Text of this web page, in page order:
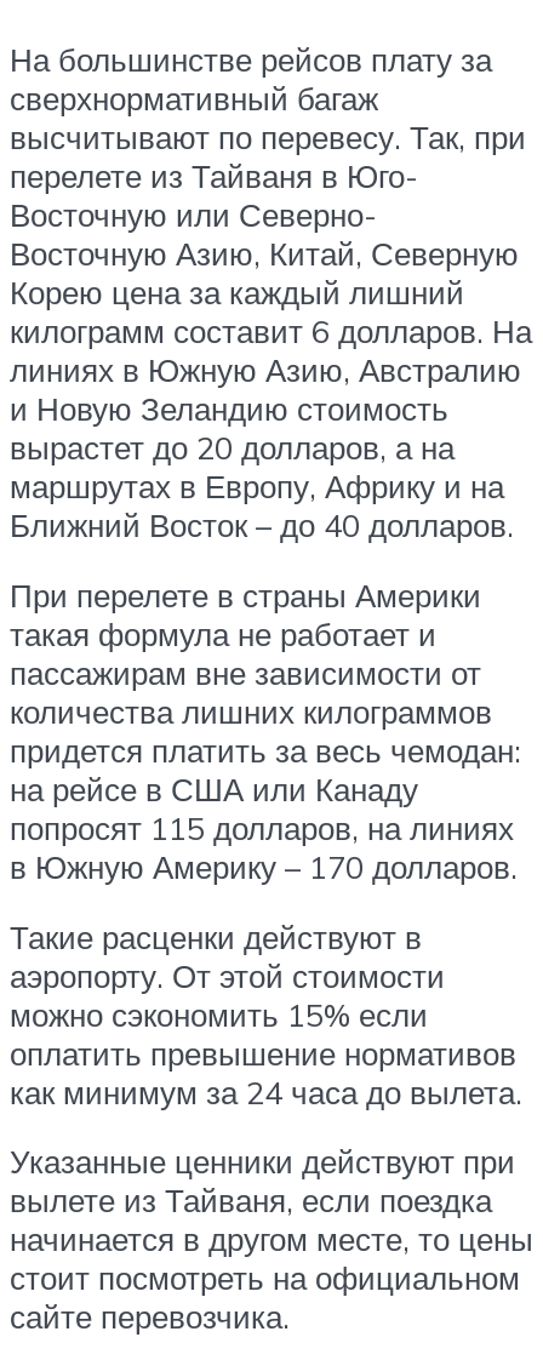
На большинстве рейсов плату за
сверхнормативный багаж
высчитывают по перевесу. Так, при
перелете из Тайваня в Юго-
Восточную или Северно-
Восточную Азию, Китай, Северную
Корею цена за каждый лишний
килограмм составит 6 долларов. На
линиях в Южную Азию, Австралию
и Новую Зеландию стоимость
вырастет до 20 долларов, а на
маршрутах в Европу, Африку и на
Ближний Восток – до 40 долларов.
При перелете в страны Америки
такая формула не работает и
пассажирам вне зависимости от
количества лишних килограммов
придется платить за весь чемодан:
на рейсе в США или Канаду
попросят 115 долларов, на линиях
в Южную Америку – 170 долларов.
Такие расценки действуют в
аэропорту. От этой стоимости
можно сэкономить 15% если
оплатить превышение нормативов
как минимум за 24 часа до вылета.
Указанные ценники действуют при
вылете из Тайваня, если поездка
начинается в другом месте, то цены
стоит посмотреть на официальном
сайте перевозчика.